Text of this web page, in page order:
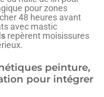
pour zones
48 heures avant
avec mastic
repèrent moisissures
peinture,
pour intégrer